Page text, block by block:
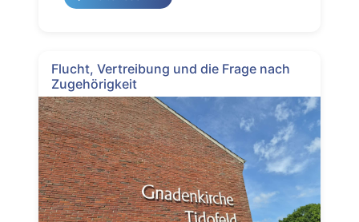
Flucht, Vertreibung und die Frage nach
Zugehörigkeit